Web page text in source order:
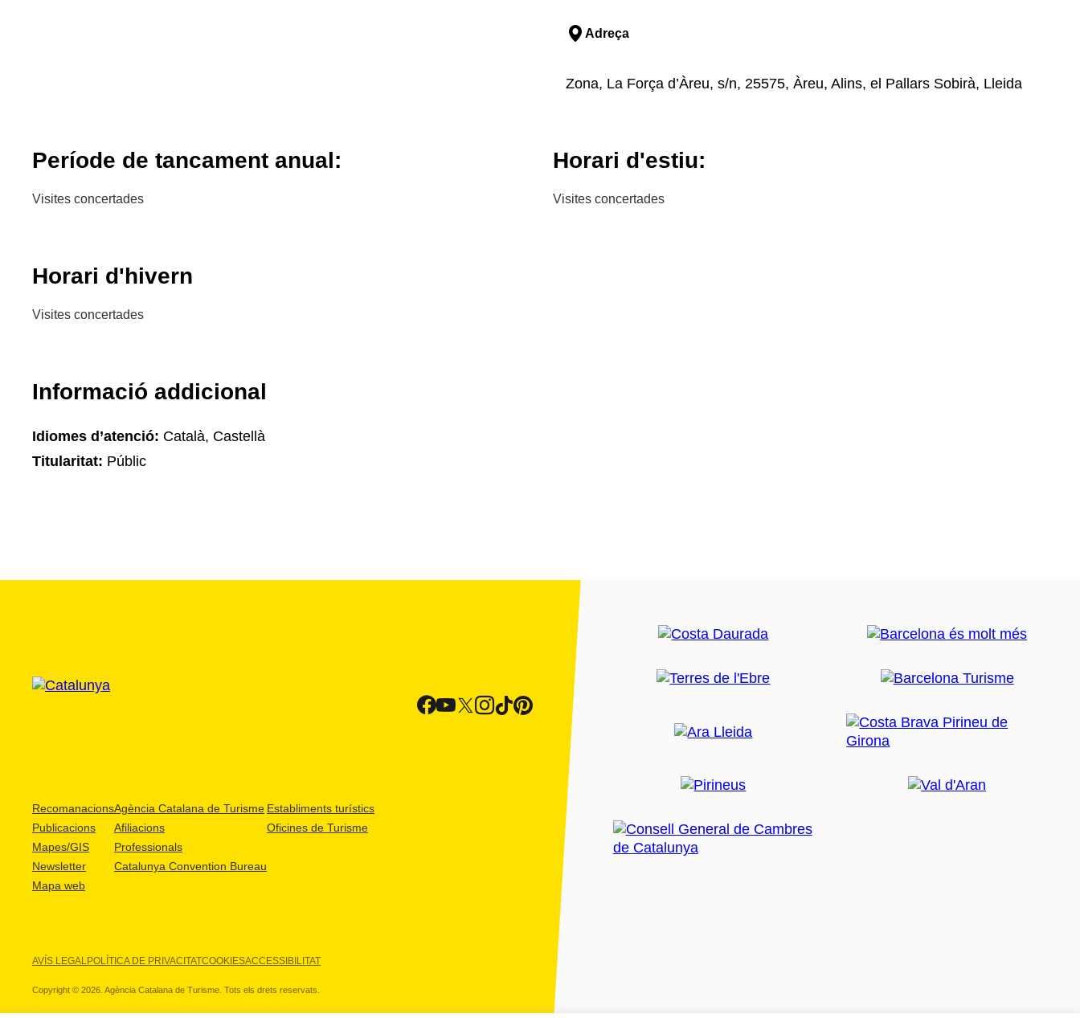
Adreça
Zona, La Força d’Àreu, s/n, 25575, Àreu, Alins, el Pallars Sobirà, Lleida
Període de tancament anual:
Visites concertades
Horari d'estiu:
Visites concertades
Horari d'hivern
Visites concertades
Informació addicional
Idiomes d’atenció: Català, Castellà
Titularitat: Públic
Recomanacions
Publicacions
Mapes/GIS
Newsletter
Mapa web
Agència Catalana de Turisme
Afiliacions
Professionals
Catalunya Convention Bureau
Establiments turístics
Oficines de Turisme
AVÍS LEGALPOLÍTICA DE PRIVACITATCOOKIESACCESSIBILITAT
Copyright © 2026. Agència Catalana de Turisme. Tots els drets reservats.